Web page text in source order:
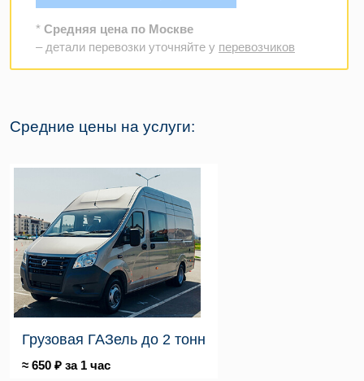
* Средняя цена по Москве
– детали перевозки уточняйте у перевозчиков
Средние цены на услуги:
Грузовая ГАЗель до 2 тонн
≈ 650 ₽ за 1 час